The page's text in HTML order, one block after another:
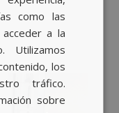
BASQUE
ENGLISH
como las
a la
Utilizamos
los
tráfico.
sobre